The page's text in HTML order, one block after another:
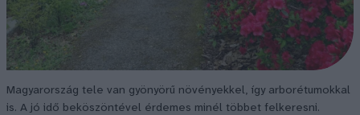
Magyarország tele van gyönyörű növényekkel, így arborétumokkal
is. A jó idő beköszöntével érdemes minél többet felkeresni.